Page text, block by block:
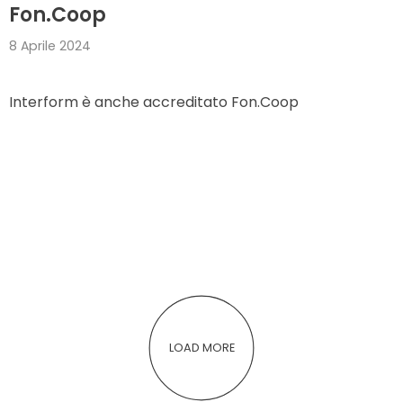
Fon.Coop
8 Aprile 2024
Interform è anche accreditato Fon.Coop
LOAD MORE